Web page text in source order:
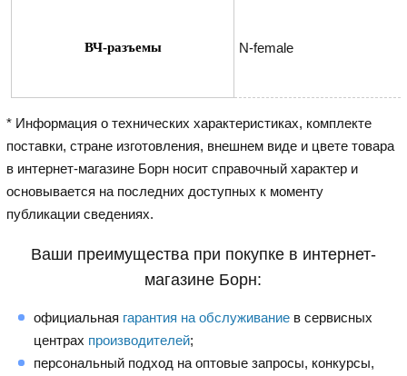
ВЧ-разъемы N-female
* Информация о технических характеристиках, комплекте
поставки, стране изготовления, внешнем виде и цвете товара
в интернет-магазине Борн носит справочный характер и
основывается на последних доступных к моменту
публикации сведениях.
Ваши преимущества при покупке в интернет-
магазине Борн:
официальная гарантия на обслуживание в сервисных
центрах производителей;
персональный подход на оптовые запросы, конкурсы,